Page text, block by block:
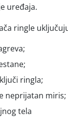
uređaja.
ringle
ringla;
neprijatan miris;
tela